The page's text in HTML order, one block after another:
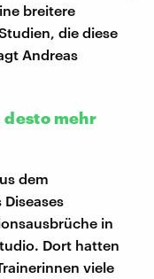
breitere
die diese
Andreas
mehr
dem
in
Dort hatten
viele